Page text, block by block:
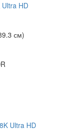
Ultra HD
см)